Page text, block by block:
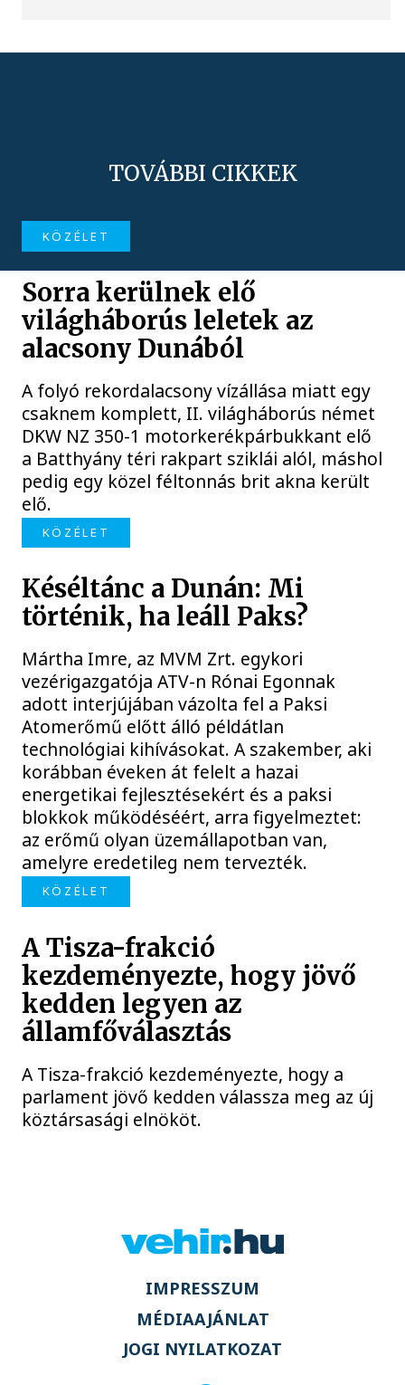
TOVÁBBI CIKKEK
KÖZÉLET
Sorra kerülnek elő
világháborús leletek az
alacsony Dunából
A folyó rekordalacsony vízállása miatt egy
csaknem komplett, II. világháborús német
DKW NZ 350-1 motorkerékpárbukkant elő
a Batthyány téri rakpart sziklái alól, máshol
pedig egy közel féltonnás brit akna került
elő.
KÖZÉLET
Késéltánc a Dunán: Mi
történik, ha leáll Paks?
Mártha Imre, az MVM Zrt. egykori
vezérigazgatója ATV-n Rónai Egonnak
adott interjújában vázolta fel a Paksi
Atomerőmű előtt álló példátlan
technológiai kihívásokat. A szakember, aki
korábban éveken át felelt a hazai
energetikai fejlesztésekért és a paksi
blokkok működéséért, arra figyelmeztet:
az erőmű olyan üzemállapotban van,
amelyre eredetileg nem tervezték.
KÖZÉLET
A Tisza-frakció
kezdeményezte, hogy jövő
kedden legyen az
államfőválasztás
A Tisza-frakció kezdeményezte, hogy a
parlament jövő kedden válassza meg az új
köztársasági elnököt.
IMPRESSZUM
MÉDIAAJÁNLAT
JOGI NYILATKOZAT